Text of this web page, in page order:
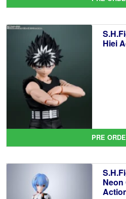
Hiei
PRE